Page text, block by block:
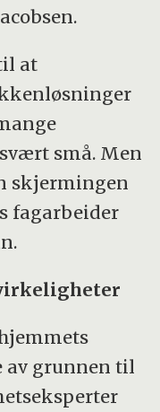
at
små. Men
skjermingen
fagarbeider
av grunnen til